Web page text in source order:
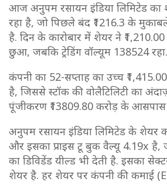
आज अनुपम रसायन इंडिया लिमिटेड का
रहा है, जो पिछले बंद ₹1216.3 के
है. दिन के कारोबार में शेयर ने
छुआ, जबकि ट्रेडिंग वॉल्यूम 138524 रहा.
कंपनी का 52-सप्ताह का उच्च
है, जिससे स्टॉक की वोलैटिलिटी का
पूंजीकरण ₹13809.80 करोड़ के
अनुपम रसायन इंडिया लिमिटेड के शेयर
और इसका प्राइस टू बुक वैल्यू 4.19x है,
का डिविडेंड यील्ड भी देती है. इसका
शेयर है. हर शेयर पर कंपनी की कमाई